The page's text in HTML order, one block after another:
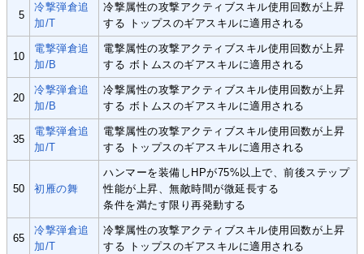
5
冷撃弾倉追
加/T
冷撃属性の攻撃アクティブスキル使用回数が上昇
する トップスのギアスキルに適用される
10
電撃弾倉追
加/B
電撃属性の攻撃アクティブスキル使用回数が上昇
する ボトムスのギアスキルに適用される
20
冷撃弾倉追
加/B
冷撃属性の攻撃アクティブスキル使用回数が上昇
する ボトムスのギアスキルに適用される
35
電撃弾倉追
加/T
電撃属性の攻撃アクティブスキル使用回数が上昇
する トップスのギアスキルに適用される
50 初雁の舞
ハンマーを装備しHPが75%以上で、前後ステップ
性能が上昇、無敵時間が微延長する
条件を満たす限り再発動する
65
冷撃弾倉追
加/T
冷撃属性の攻撃アクティブスキル使用回数が上昇
する トップスのギアスキルに適用される